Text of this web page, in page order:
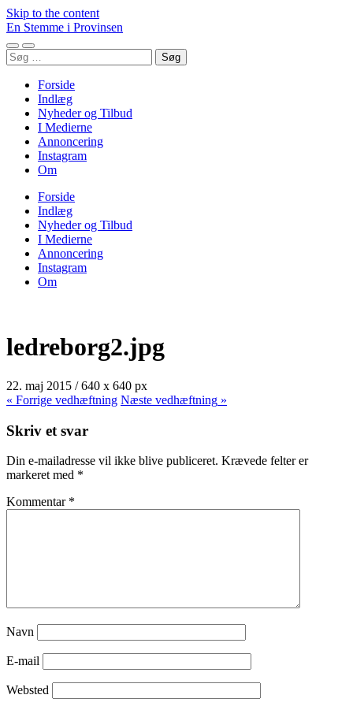
Skip to the content
En Stemme i Provinsen
Toggle
mobile
Toggle
search
Søg
efter:
Forside
Indlæg
Nyheder og Tilbud
I Medierne
Annoncering
Instagram
Om
Forside
Indlæg
Nyheder og Tilbud
I Medierne
Annoncering
Instagram
Om
ledreborg2.jpg
22. maj 2015 /640 x 640 px
« Forrige vedhæftning Næste vedhæftning »
Skriv et svar
Din e-mailadresse vil ikke blive publiceret. Krævede felter er
markeret med *
Kommentar *
Navn
E-mail
Websted